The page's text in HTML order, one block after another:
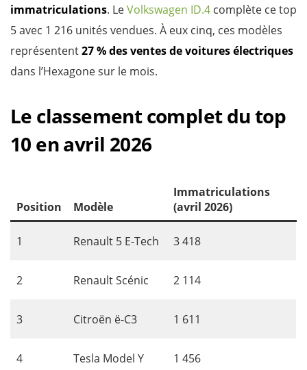
immatriculations. LeVolkswagen ID.4 complète ce top
5 avec 1 216 unités vendues. À eux cinq, ces modèles
représentent27 % des ventes de voitures électriques
dans l’Hexagone sur le mois.
Le classement complet du top
10 en avril 2026
Position Modèle
Immatriculations
(avril 2026)
1 Renault 5 E-Tech 3 418
2 Renault Scénic 2 114
3 Citroën ë-C3 1 611
4 Tesla Model Y 1 456